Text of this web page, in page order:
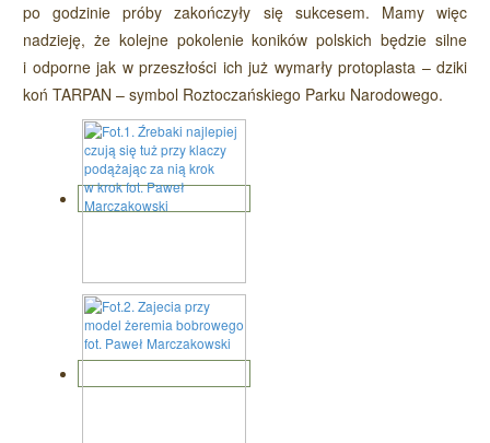
po godzinie próby zakończyły się sukcesem. Mamy więc
nadzieję, że kolejne pokolenie koników polskich będzie silne
i odporne jak w przeszłości ich już wymarły protoplasta – dziki
koń TARPAN – symbol Roztoczańskiego Parku Narodowego.